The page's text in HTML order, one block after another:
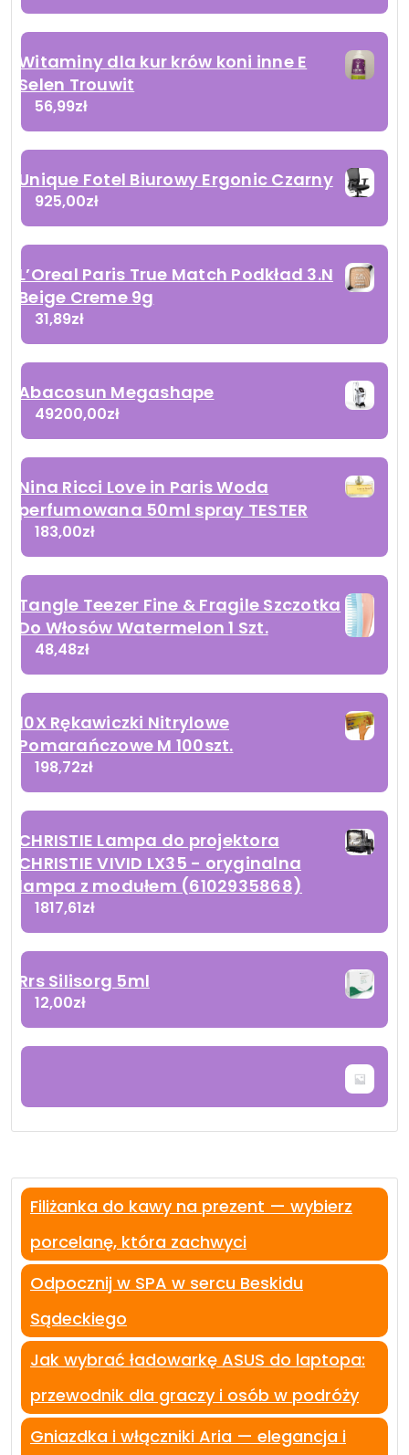
Witaminy dla kur krów koni inne E
Selen Trouwit
56,99zł
Unique Fotel Biurowy Ergonic Czarny
925,00zł
L’Oreal Paris True Match Podkład 3.N
Beige Creme 9g
31,89zł
Abacosun Megashape
49200,00zł
Nina Ricci Love in Paris Woda
perfumowana 50ml spray TESTER
183,00zł
Tangle Teezer Fine & Fragile Szczotka
Do Włosów Watermelon 1 Szt.
48,48zł
10X Rękawiczki Nitrylowe
Pomarańczowe M 100szt.
198,72zł
CHRISTIE Lampa do projektora
CHRISTIE VIVID LX35 - oryginalna
lampa z modułem (6102935868)
1817,61zł
Rrs Silisorg 5ml
12,00zł
Filiżanka do kawy na prezent — wybierz
porcelanę, która zachwyci
Odpocznij w SPA w sercu Beskidu
Sądeckiego
Jak wybrać ładowarkę ASUS do laptopa:
przewodnik dla graczy i osób w podróży
Gniazdka i włączniki Aria — elegancja i